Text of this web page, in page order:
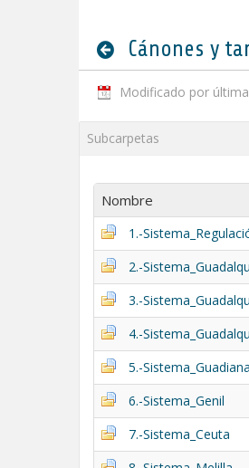
Cánones y
Modificado por
Subcarpetas
Nombre
1.-
2.-
3.-
4.-
5.-
6.-Sistema_Genil
7.-Sistema_Ceuta